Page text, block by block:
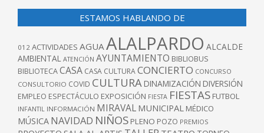
ESTAMOS HABLANDO DE
012 ACTIVIDADES AGUA ALALPARDO ALCALDE
AMBIENTAL ATENCIÓN AYUNTAMIENTO BIBLIOBUS
BIBLIOTECACASA CASA CULTURACONCIERTO CONCURSO
CONSULTORIO COVID CULTURA DINAMIZACIÓN DIVERSIÓN
EMPLEO ESPECTÁCULO EXPOSICIÓN FIESTA FIESTAS FUTBOL
INFANTIL INFORMACIÓN MIRAVAL MUNICIPAL MÉDICO
MÚSICA NAVIDAD NIÑOS PLENO POZO PREMIOS